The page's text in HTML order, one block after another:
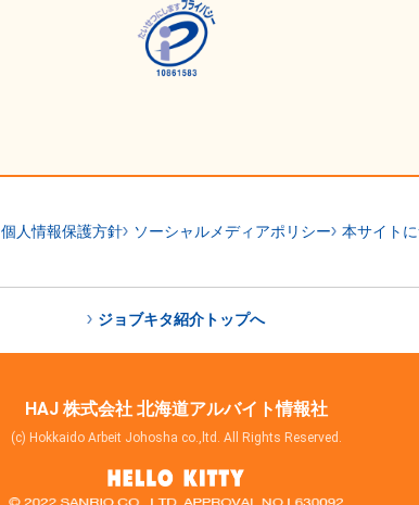
個人情報保護方針 ソーシャルメディアポリシー 本サイト
ジョブキタ紹介トップへ
HAJ 株式会社 北海道アルバイト情報社
(c) Hokkaido Arbeit Johosha co.,ltd. All Rights Reserved.